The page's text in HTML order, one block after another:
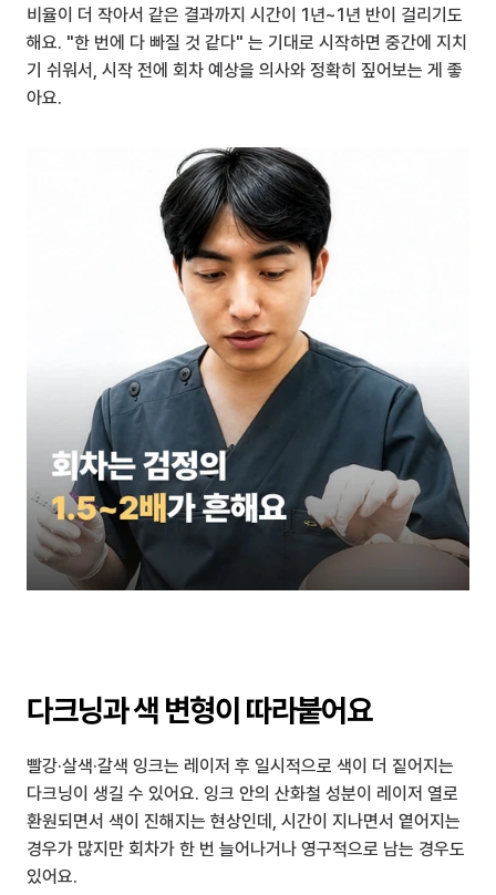
비율이 더 작아서 같은 결과까지 시간이 1년~1년 반이 걸리기도
해요. "한 번에 다 빠질 것 같다" 는 기대로 시작하면 중간에 지치
기 쉬워서, 시작 전에 회차 예상을 의사와 정확히 짚어보는 게 좋
아요.
다크닝과 색 변형이 따라붙어요
빨강·살색·갈색 잉크는 레이저 후 일시적으로 색이 더 짙어지는
다크닝이 생길 수 있어요. 잉크 안의 산화철 성분이 레이저 열로
환원되면서 색이 진해지는 현상인데, 시간이 지나면서 옅어지는
경우가 많지만 회차가 한 번 늘어나거나 영구적으로 남는 경우도
있어요.